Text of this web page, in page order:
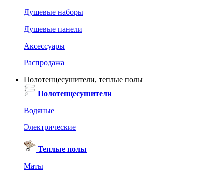
Душевые наборы
Душевые панели
Аксессуары
Распродажа
Полотенцесушители, теплые полы
Полотенцесушители
Водяные
Электрические
Теплые полы
Маты